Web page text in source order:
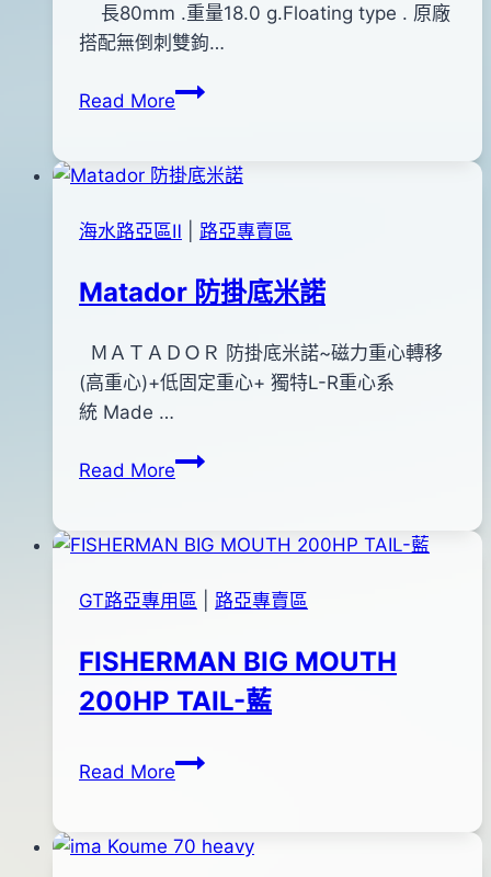
bc
pro-
2013
年
月
2016
年
月
02
長80mm .重量18.0 g.Floating type . 原廠
搭配無倒刺雙鉤…
Read MoreDUO
80(粉
虎
海水路亞區Ⅱ 路亞專賣區
Matador 防掛底米諾
Bybc
pro-
shop
2014
年
02
07
ＭＡＴＡＤＯＲ 防掛底米諾~磁力重心轉移
(高重心)+低固定重心+ 獨特L-R重心系
統 Made …
Read MoreMatador
底
諾
GT路亞專用區 路亞專賣區
FISHERMAN BIG MOUTH
200HP TAIL-藍
By anna
2012
月
Read MoreFISHERMAN
200HP